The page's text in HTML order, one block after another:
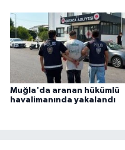
Muğla'da aranan hükümlü
havalimanında yakalandı